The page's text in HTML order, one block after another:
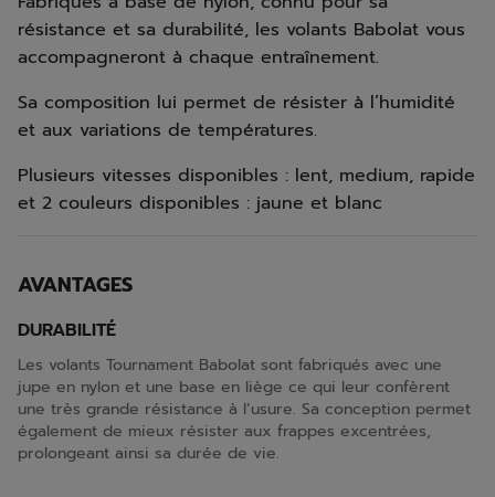
résistance et sa durabilité, les volants Babolat vous
accompagneront à chaque entraînement.
Sa composition lui permet de résister à l’humidité
et aux variations de températures.
Plusieurs vitesses disponibles : lent, medium, rapide
et 2 couleurs disponibles : jaune et blanc
AVANTAGES
DURABILITÉ
Les volants Tournament Babolat sont fabriqués avec une
jupe en nylon et une base en liège ce qui leur confèrent
une très grande résistance à l’usure. Sa conception permet
également de mieux résister aux frappes excentrées,
prolongeant ainsi sa durée de vie.